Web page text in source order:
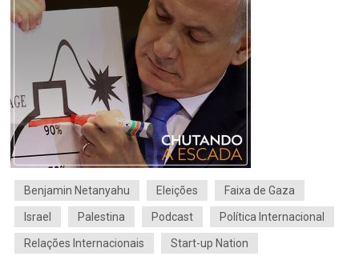
Benjamin Netanyahu Eleições Faixa de Gaza
Israel Palestina Podcast Política Internacional
Relações Internacionais Start-up Nation